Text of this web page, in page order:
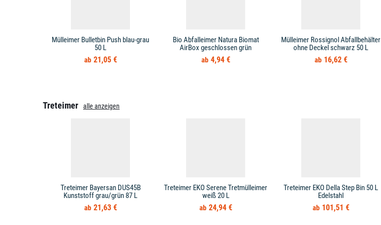
Mülleimer Bulletbin Push blau-grau
50 L
21,05 €
Bio Abfalleimer Natura Biomat
AirBox geschlossen grün
4,94 €
Mülleimer Rossignol Abfallbehälter
ohne Deckel schwarz 50 L
16,62 €
Treteimer alle anzeigen
Treteimer Bayersan DUS45B
Kunststoff grau/grün 87 L
21,63 €
Treteimer EKO Serene Tretmülleimer
weiß 20 L
24,94 €
Treteimer EKO Della Step Bin 50 L
Edelstahl
101,51 €